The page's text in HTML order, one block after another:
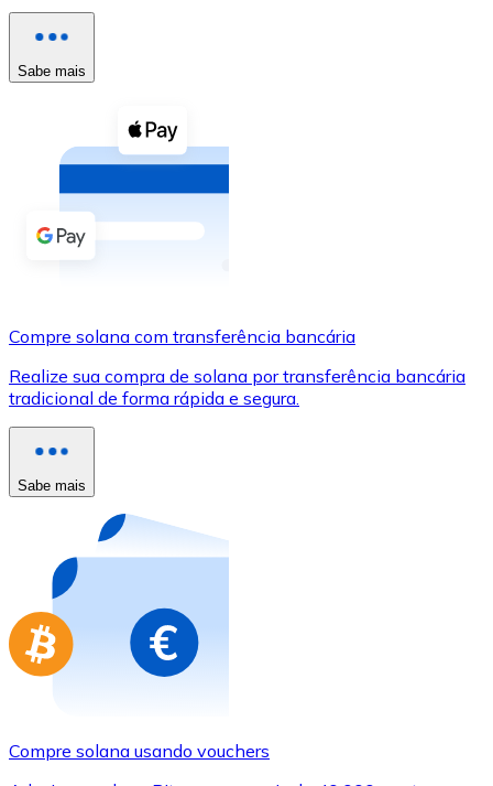
Ver tudo
Cupons cripto
Compre criptomoedas com dinheiro e outros
Comprar com dinheiro
Transferência SEPA
Use cartões Visa e Mastercard para comprar
Comprar com cartão
Compre cartões-presente das suas marcas favoritas
Ir para a loja de cartões-presente
Sabe mais
Compre solana com transferência bancária
Realize sua compra de solana por transferência bancária
tradicional de forma rápida e segura.
Sabe mais
Compre solana usando vouchers